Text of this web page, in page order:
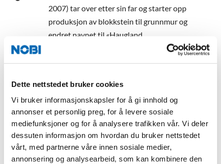
Dette nettstedet bruker cookies
Vi bruker informasjonskapsler for å gi innhold og
annonser et personlig preg, for å levere sosiale
mediefunksjoner og for å analysere trafikken vår. Vi deler
dessuten informasjon om hvordan du bruker nettstedet
vårt, med partnerne våre innen sosiale medier,
annonsering og analysearbeid, som kan kombinere den
2007) tar over etter sin far og starter opp
produksjon av blokkstein til grunnmur og
endret navnet til «Haugland
1980
Starten på et industrieventyr:
Bedriften har siden 1960 startet opp med
produksjon av betongrør- og kummer og
fikk store plassproblemer på